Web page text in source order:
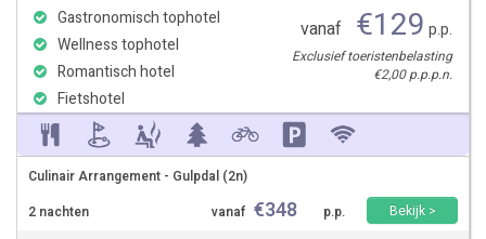
Gastronomisch tophotel
Wellness tophotel
Romantisch hotel
Fietshotel
vanaf €129 p.p.
Exclusief toeristenbelasting
€2,00 p.p.p.n.
Culinair Arrangement - Gulpdal (2n)
2 nachten
vanaf €348 p.p.
Bekijk >